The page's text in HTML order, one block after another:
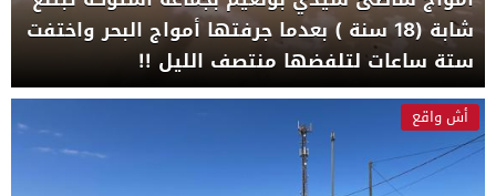
شابة (18 سنة ) بعدما جرفتها أمواج البحر واختفت
ستة ساعات لتلفضها منتصف الليل !!
أش واقع